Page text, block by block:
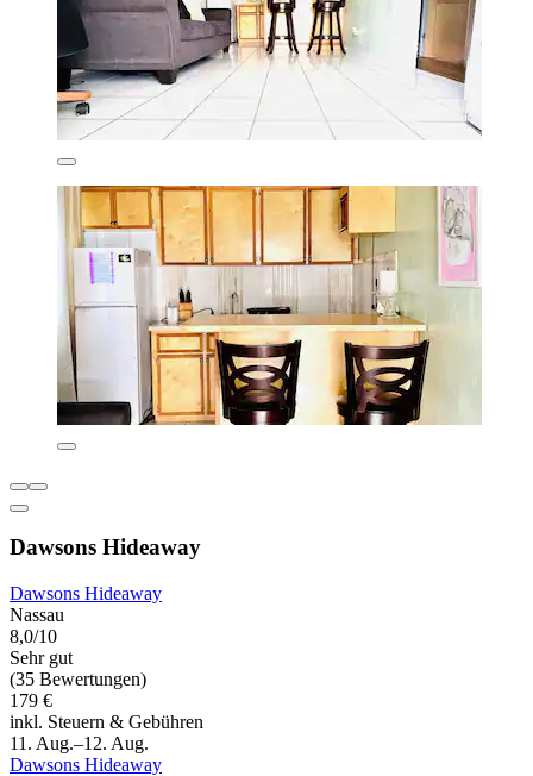
Dawsons Hideaway
Dawsons Hideaway
Nassau
8,0/10
Sehr gut
(35 Bewertungen)
179 €
inkl. Steuern & Gebühren
11. Aug.–12. Aug.
Dawsons Hideaway